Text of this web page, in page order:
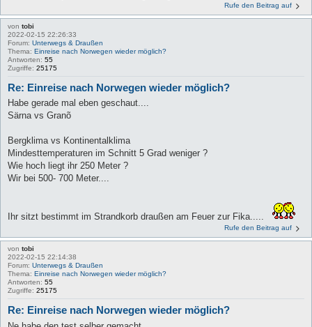
Rufe den Beitrag auf
von tobi
2022-02-15 22:26:33
Forum: Unterwegs & Draußen
Thema: Einreise nach Norwegen wieder möglich?
Antworten: 55
Zugriffe: 25175
Re: Einreise nach Norwegen wieder möglich?
Habe gerade mal eben geschaut....
Särna vs Granõ
Bergklima vs Kontinentalklima
Mindesttemperaturen im Schnitt 5 Grad weniger ?
Wie hoch liegt ihr 250 Meter ?
Wir bei 500- 700 Meter....
Ihr sitzt bestimmt im Strandkorb draußen am Feuer zur Fika.....
Rufe den Beitrag auf
von tobi
2022-02-15 22:14:38
Forum: Unterwegs & Draußen
Thema: Einreise nach Norwegen wieder möglich?
Antworten: 55
Zugriffe: 25175
Re: Einreise nach Norwegen wieder möglich?